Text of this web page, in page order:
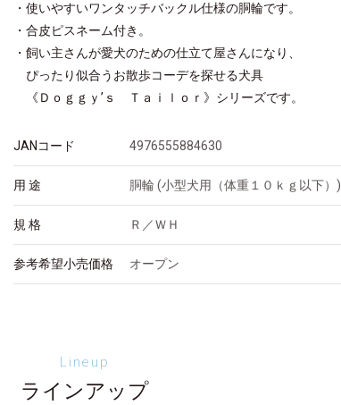
・使いやすいワンタッチバックル仕様の胴輪です。
・合皮ピスネーム付き。
・飼い主さんが愛犬のための仕立て屋さんになり、
ぴったり似合うお散歩コーデを探せる犬具
《Ｄｏｇｇｙ’ｓ Ｔａｉｌｏｒ》シリーズです。
JANコード 4976555884630
用 途 胴輪 (小型犬用（体重１０ｋｇ以下）)
規 格 Ｒ／ＷＨ
参考希望小売価格 オープン
Lineup
ラインアップ